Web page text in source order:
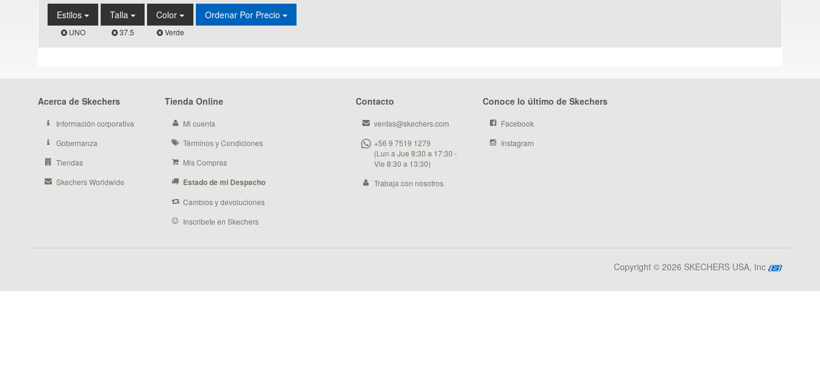
Estilos
UNO
Talla
37.5
Color
Verde
Ordenar Por Precio
Acerca de Skechers
Información corporativa
Gobernanza
Tiendas
Skechers Worldwide
Tienda Online
Mi cuenta
Términos y Condiciones
Mis Compras
Estado de mi Despacho
Cambios y devoluciones
Inscribete en Skechers
Contacto
ventas@skechers.com
+56 9 7519 1279
(Lun a Jue 8:30 a 17:30 -
Vie 8:30 a 13:30)
Trabaja con nosotros
Conoce lo último de Skechers
Facebook
Instagram
Copyright © 2026 SKECHERS USA, Inc